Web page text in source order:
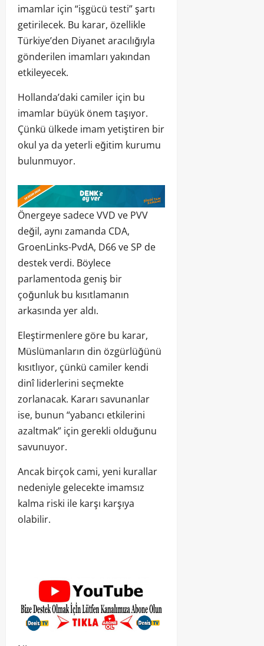
imamlar için “işgücü testi” şartı
getirilecek. Bu karar, özellikle
Türkiye’den Diyanet aracılığıyla
gönderilen imamları yakından
etkileyecek.
Hollanda’daki camiler için bu
imamlar büyük önem taşıyor.
Çünkü ülkede imam yetiştiren bir
okul ya da yeterli eğitim kurumu
bulunmuyor.
Önergeye sadece VVD ve PVV
değil, aynı zamanda CDA,
GroenLinks-PvdA, D66 ve SP de
destek verdi. Böylece
parlamentoda geniş bir
çoğunluk bu kısıtlamanın
arkasında yer aldı.
Eleştirmenlere göre bu karar,
Müslümanların din özgürlüğünü
kısıtlıyor, çünkü camiler kendi
dinî liderlerini seçmekte
zorlanacak. Kararı savunanlar
ise, bunun “yabancı etkilerini
azaltmak” için gerekli olduğunu
savunuyor.
Ancak birçok cami, yeni kurallar
nedeniyle gelecekte imamsız
kalma riski ile karşı karşıya
olabilir.